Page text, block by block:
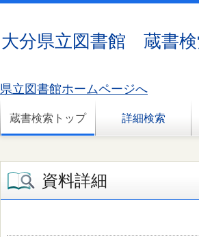
大分県立図書館 蔵書
県立図書館ホームページへ
蔵書検索トップ 詳細検索
資料詳細